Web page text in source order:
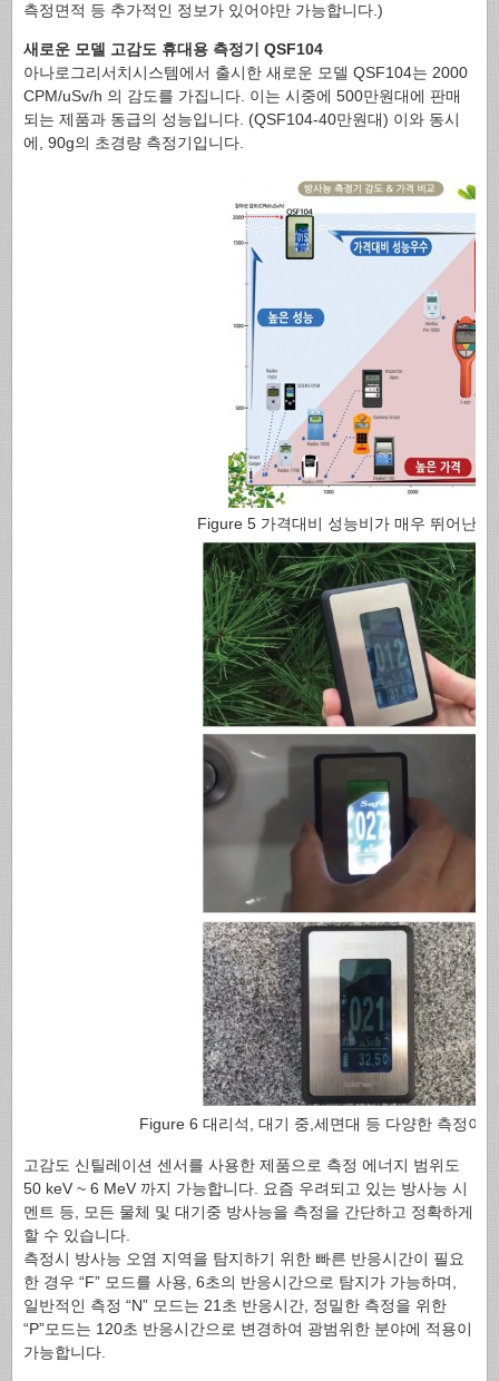
측정면적 등 추가적인 정보가 있어야만 가능합니다.)
새로운 모델 고감도 휴대용 측정기 QSF104
아나로그리서치시스템에서 출시한 새로운 모델 QSF104는 2000
CPM/uSv/h 의 감도를 가집니다. 이는 시중에 500만원대에 판매
되는 제품과 동급의 성능입니다. (QSF104-40만원대) 이와 동시
에, 90g의 초경량 측정기입니다.
Figure 5 가격대비 성능비가 매우 뛰어난
Figure 6 대리석, 대기 중,세면대 등 다양한 측정이
고감도 신틸레이션 센서를 사용한 제품으로 측정 에너지 범위도
50 keV ~ 6 MeV 까지 가능합니다. 요즘 우려되고 있는 방사능 시
멘트 등, 모든 물체 및 대기중 방사능을 측정을 간단하고 정확하게
할 수 있습니다.
측정시 방사능 오염 지역을 탐지하기 위한 빠른 반응시간이 필요
한 경우 “F” 모드를 사용, 6초의 반응시간으로 탐지가 가능하며,
일반적인 측정 “N” 모드는 21초 반응시간, 정밀한 측정을 위한
“P”모드는 120초 반응시간으로 변경하여 광범위한 분야에 적용이
가능합니다.